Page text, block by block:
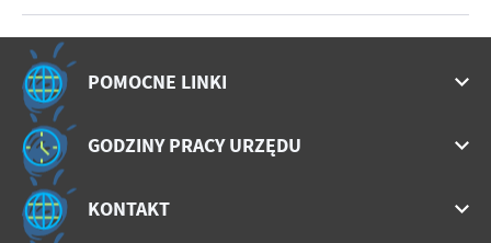
POMOCNE LINKI
GODZINY PRACY URZĘDU
KONTAKT